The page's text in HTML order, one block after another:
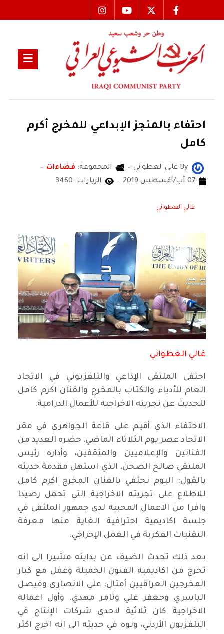
احتفاء بالمنجز الإبداعي للمخرج أكرم
كامل
By غالي العطواني المجموعة: فضاءات
07 آب/أغسطس 2019
الزيارات: 3460
غالي العطواني
غالي العطواني
احتفى الملتقى الإذاعي والتلفزيوني في الاتحاد
العام للأدباء والكتاب بالمخرج والفنان اكرم كامل
للحديث عن تجربته الاخراجية للأعمال الدرامية.
الاحتفاء الذي أقيم على قاعة الجواهري في مقر
الاتحاد عصر يوم الثلاثاء الماضي، حضره العديد من
الفنانين والإعلاميين والمثقفين، وأداره رئيس
الملتقى صالح الصحن، الذي استهل مقدمة حديثه
بالقول: اليوم نحتفي بالفنان المخرج اكرم كامل
للاطلاع على تجربته الاخراجية التي تحمل رصيدا
وافرا من الاعمال المحببة لدى جمهور الملتقى في
جلسة اكاديمية احترافية الغاية منها معرفة
التقنيات الفكرية في العمل الإخراجي.
بعد ذلك تحدث الضيف عن بدايته مشيرا الى انه
تخرج من اكاديمية الفنون الجميلة وعمل مع كبار
المخرجين العراقيين أمثال: علي الانصاري وفيصل
الياسري وجعفر علي وثامر مهدي. وأول اعماله
الاخراجية كان ثلاثية لاحدى شركات الإنتاج في
التلفزيون الأردني، ونوه في حديثه الى انه اخرج اكثر